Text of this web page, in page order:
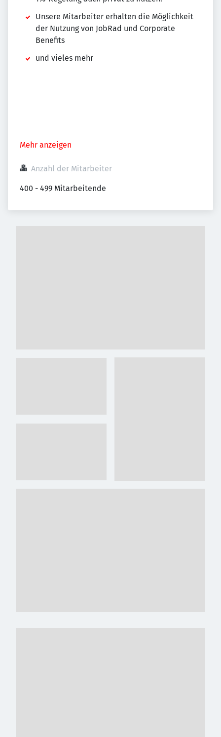
Unsere Mitarbeiter erhalten die Möglichkeit
der Nutzung von JobRad und Corporate
Benefits
und vieles mehr
Mehr anzeigen
Anzahl der Mitarbeiter
400 - 499 Mitarbeitende